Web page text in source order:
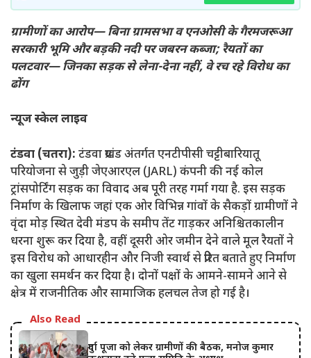
ग्रामीणों का आरोप— बिना ग्रामसभा व एनओसी के गैरमजरूआ
सरकारी भूमि और बड़की नदी पर जबरन कब्जा; रैयतों का
पलटवार— जिनका सड़क से लेना-देना नहीं, वे रच रहे विरोध का
ढोंग
न्यूज स्केल लाइव
टंडवा (चतरा): टंडवा प्रखंड अंतर्गत एनटीपीसी चट्टीबारियातू
परियोजना से जुड़ी जेएआरएल (JARL) कंपनी की नई कोल
ट्रांसपोर्टिंग सड़क का विवाद अब पूरी तरह गर्मा गया है. इस सड़क
निर्माण के खिलाफ जहां एक ओर विभिन्न गांवों के सैकड़ों ग्रामीणों ने
वृंदा मोड़ स्थित देवी मंडप के समीप तेंट गाड़कर अनिश्चितकालीन
धरना शुरू कर दिया है, वहीं दूसरी ओर जमीन देने वाले मूल रैयतों ने
इस विरोध को आधारहीन और निजी स्वार्थ से प्रेरित बताते हुए निर्माण
का खुला समर्थन कर दिया है। दोनों पक्षों के आमने-सामने आने से
क्षेत्र में राजनीतिक और सामाजिक हलचल तेज हो गई है।
Also Read
दुर्गा पूजा को लेकर ग्रामीणों की बैठक, मनोज कुमार